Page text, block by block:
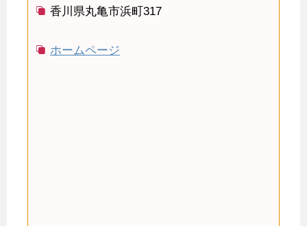
香川県丸亀市浜町317
ホームページ